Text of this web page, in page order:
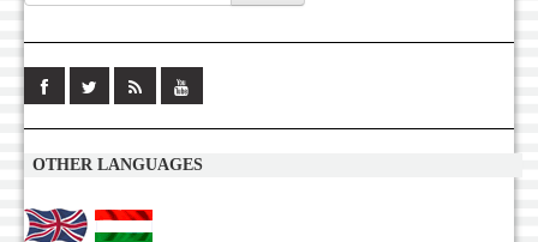
OTHER LANGUAGES